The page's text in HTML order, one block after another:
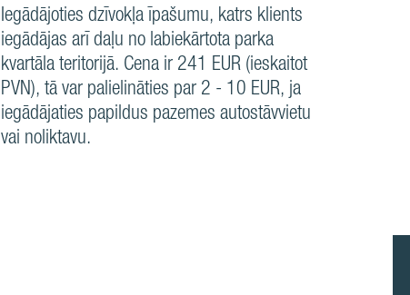
Iegādājoties dzīvokļa īpašumu, katrs klients
iegādājas arī daļu no labiekārtota parka
kvartāla teritorijā. Cena ir 241 EUR (ieskaitot
PVN), tā var palielināties par 2 - 10 EUR, ja
iegādājaties papildus pazemes autostāvvietu
vai noliktavu.